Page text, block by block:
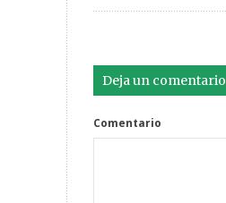
Deja un comentario
Comentario